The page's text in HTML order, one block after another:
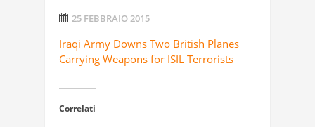
25 FEBBRAIO 2015
Iraqi Army Downs Two British Planes
Carrying Weapons for ISIL Terrorists
Correlati